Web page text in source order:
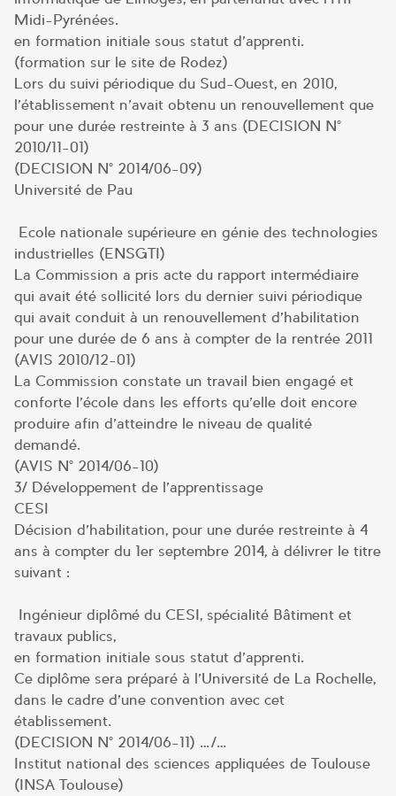
Midi-Pyrénées.
en formation initiale sous statut d’apprenti.
(formation sur le site de Rodez)
Lors du suivi périodique du Sud-Ouest, en 2010,
l’établissement n’avait obtenu un renouvellement que
pour une durée restreinte à 3 ans (DECISION N°
2010/11-01)
(DECISION N° 2014/06-09)
Université de Pau
Ecole nationale supérieure en génie des technologies
industrielles (ENSGTI)
La Commission a pris acte du rapport intermédiaire
qui avait été sollicité lors du dernier suivi périodique
qui avait conduit à un renouvellement d’habilitation
pour une durée de 6 ans à compter de la rentrée 2011
(AVIS 2010/12-01)
La Commission constate un travail bien engagé et
conforte l’école dans les efforts qu’elle doit encore
produire afin d’atteindre le niveau de qualité
demandé.
(AVIS N° 2014/06-10)
3/ Développement de l’apprentissage
CESI
Décision d’habilitation, pour une durée restreinte à 4
ans à compter du 1er septembre 2014, à délivrer le titre
suivant :
Ingénieur diplômé du CESI, spécialité Bâtiment et
travaux publics,
en formation initiale sous statut d’apprenti.
Ce diplôme sera préparé à l’Université de La Rochelle,
dans le cadre d’une convention avec cet
établissement.
(DECISION N° 2014/06-11) …/…
Institut national des sciences appliquées de Toulouse
(INSA Toulouse)